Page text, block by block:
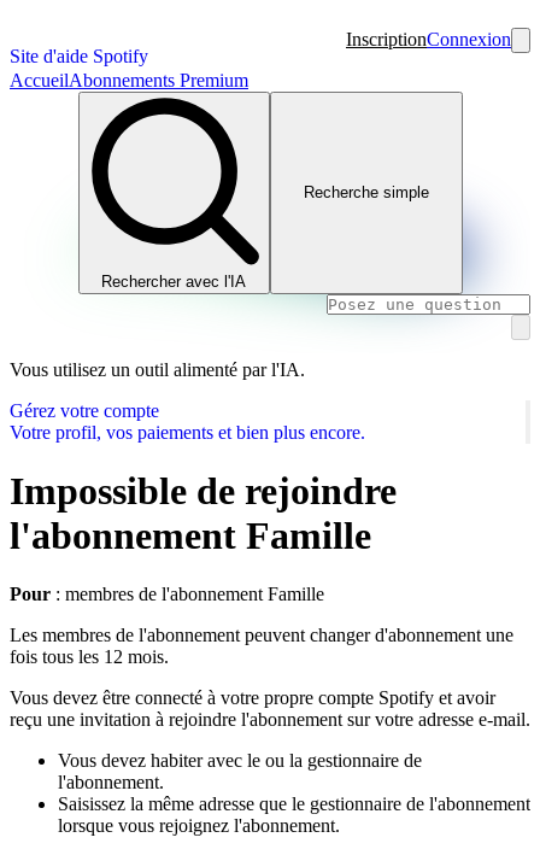
Site d'aide Spotify
InscriptionConnexion
AccueilAbonnements Premium
Rechercher avec l'IA
Recherche simple
Vous utilisez un outil alimenté par l'IA.
Gérez votre compte
Votre profil, vos paiements et bien plus encore.
Impossible de rejoindre
l'abonnement Famille
Pour : membres de l'abonnement Famille
Les membres de l'abonnement peuvent changer d'abonnement une
fois tous les 12 mois.
Vous devez être connecté à votre propre compte Spotify et avoir
reçu une invitation à rejoindre l'abonnement sur votre adresse e-mail.
Vous devez habiter avec le ou la gestionnaire de
l'abonnement.
Saisissez la même adresse que le gestionnaire de l'abonnement
lorsque vous rejoignez l'abonnement.